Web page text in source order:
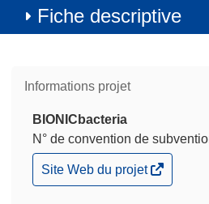
Fiche descriptive
Informations projet
BIONICbacteria
N° de convention de
(s’ouvre
dans
Site Web du projet